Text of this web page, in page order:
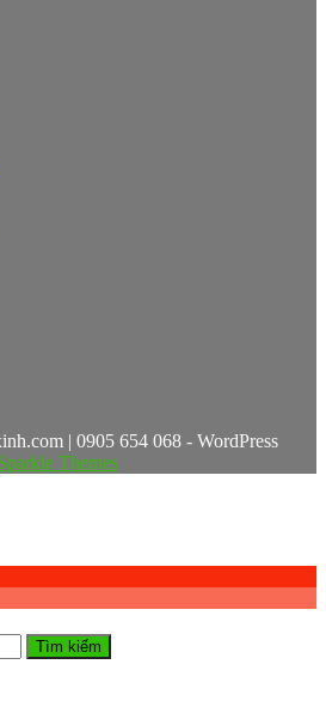
| 0905 654 068 - WordPress
Themes